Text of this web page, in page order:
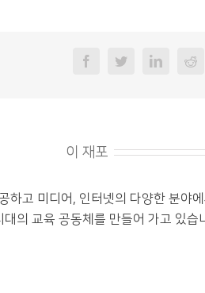
FacebookTwitterLinkedin
이 재포
하고 미디어, 인터넷의 다양한 분야
의 교육 공동체를 만들어 가고 있습